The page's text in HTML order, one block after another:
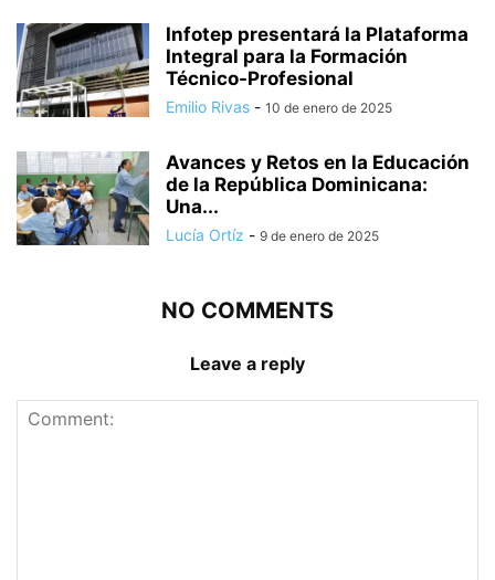
Infotep presentará la Plataforma
Integral para la Formación
Técnico-Profesional
Emilio Rivas - 10 de enero de 2025
Avances y Retos en la Educación
de la República Dominicana:
Una...
Lucía Ortíz - 9 de enero de 2025
NO COMMENTS
Leave a reply